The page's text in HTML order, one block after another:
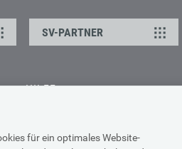
für ein optimales Website-
SV-PARTNER
HILFE
Browser-Info & Sicherheit